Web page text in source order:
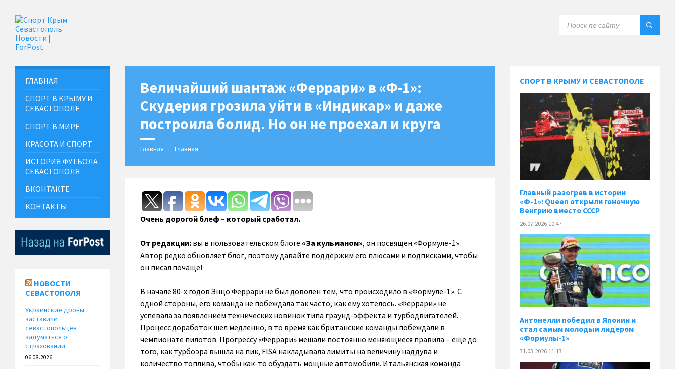
Величайший шантаж «Феррари» в «Ф-1»:
Скудерия грозила уйти в «Индикар» и даже
построила болид. Но он не проехал и круга
Главная Главная
Очень дорогой блеф – который сработал.
От редакции:вы в пользовательском блоге «За кульманом», он посвящен «Формуле-1».
Автор редко обновляет блог, поэтому давайте поддержим его плюсами и подписками, чтобы
он писал почаще!
В начале 80-х годов Энцо Феррари не был доволен тем, что происходило в «Формуле-1». С
одной стороны, его команда не побеждала так часто, как ему хотелось. «Феррари» не
успевала за появлением технических новинок типа граунд-эффекта и турбодвигателей.
Процесс доработок шел медленно, в то время как британские команды побеждали в
чемпионате пилотов. Прогрессу «Феррари» мешали постоянно меняющиеся правила – еще до
того, как турбоэра вышла на пик, FISA накладывала лимиты на величину наддува и
количество топлива, чтобы как-то обуздать мощные автомобили. Итальянская команда
ГЛАВНАЯ
СПОРТ В КРЫМУ И
СЕВАСТОПОЛЕ
СПОРТ В МИРЕ
КРАСОТА И СПОРТ
ИСТОРИЯ ФУТБОЛА
СЕВАСТОПОЛЯ
ВКОНТАКТЕ
КОНТАКТЫ
НОВОСТИ
СЕВАСТОПОЛЯ
Украинские дроны
заставили
севастопольцев
задуматься о
страховании
06.08.2026
СПОРТ В КРЫМУ И СЕВАСТОПОЛЕ
Главный разогрев в истории
«Ф-1»: Queen открыли гоночную
Венгрию вместо СССР
26.07.2026 10:47
Антонелли победил в Японии и
стал самым молодым лидером
«Формулы-1»
31.03.2026 11:13